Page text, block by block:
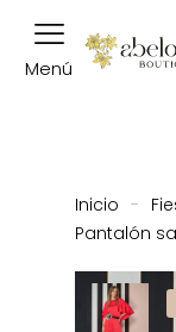
Menú
Inicio -
Pantalón